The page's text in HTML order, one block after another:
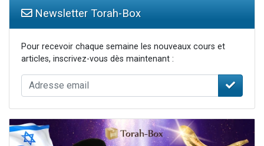
Newsletter Torah-Box
Pour recevoir chaque semaine les nouveaux cours et
articles, inscrivez-vous dès maintenant :